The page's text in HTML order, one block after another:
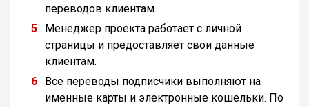
переводов клиентам.
Менеджер проекта работает с личной
страницы и предоставляет свои данные
клиентам.
Все переводы подписчики выполняют на
именные карты и электронные кошельки. По